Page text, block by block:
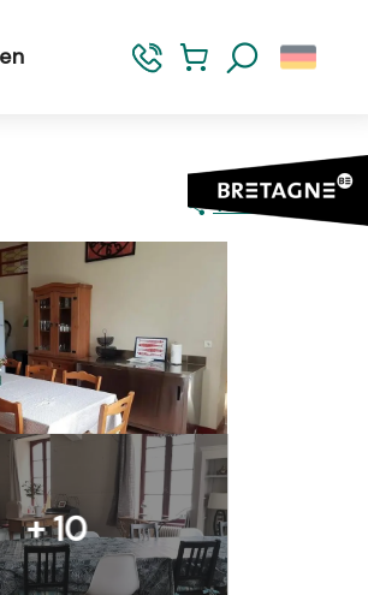
Teilen
+ 10